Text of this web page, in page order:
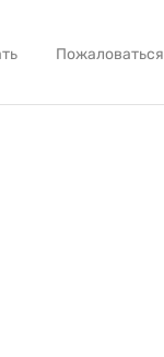
Пожаловаться